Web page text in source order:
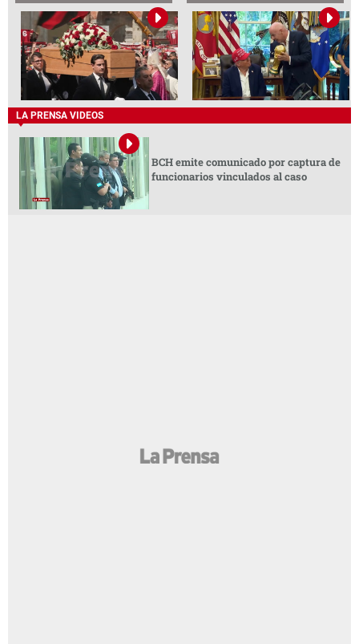
LA PRENSA VIDEOS
BCH emite comunicado por captura de
funcionarios vinculados al caso